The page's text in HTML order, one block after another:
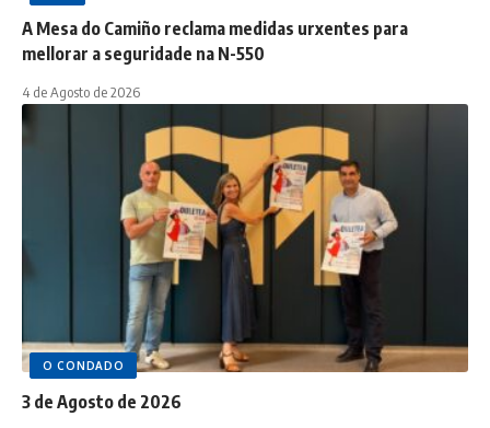
A Mesa do Camiño reclama medidas urxentes para
mellorar a seguridade na N-550
4 de Agosto de 2026
O CONDADO
3 de Agosto de 2026